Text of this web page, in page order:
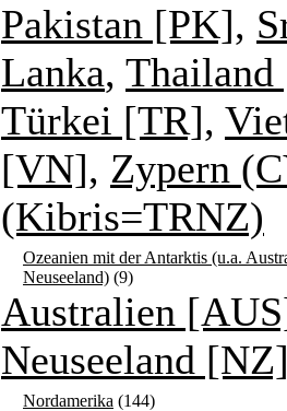
Pakistan [PK],
Lanka,
Türkei [TR],
[VN], Zypern
(Kibris=TRNZ)
Ozeanien mit der Antarktis (u.a.
Neuseeland) (9)
Australien
Neuseeland
Nordamerika (144)